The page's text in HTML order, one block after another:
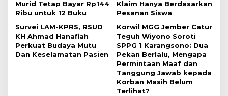
i
p
o
s
Murid Tetap Bayar Rp144
Ribu untuk 12 Buku
Klaim Hanya Berdasarkan
Pesanan Siswa
Survei LAM-KPRS, RSUD
KH Ahmad Hanafiah
Perkuat Budaya Mutu
Dan Keselamatan Pasien
Korwil MGG Jember Catur
Teguh Wiyono Soroti
SPPG 1 Karangsono: Dua
Pekan Berlalu, Mengapa
Permintaan Maaf dan
Tanggung Jawab kepada
Korban Masih Belum
Terlihat?